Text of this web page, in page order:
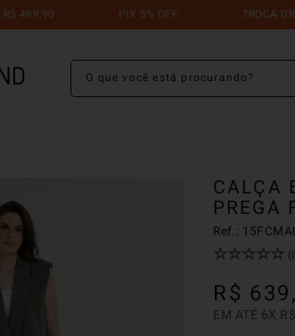
PIX 5% OFF TROCA GRÁTIS
O que você está procurando?
CALÇA
PREGA
Ref.:
☆☆☆☆☆ (
R$ 639,
EM ATÉ 6X R$